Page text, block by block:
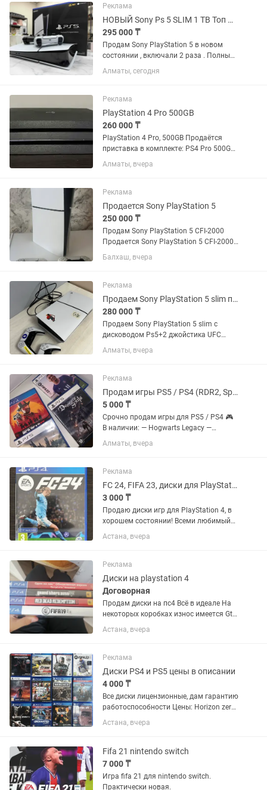
Реклама
НОВЫЙ Sony Ps 5 SLIM 1 TB Топ Игры . PlayStation Слим 1 Терабайт
295 000 ₸
Продам Sony PlayStation 5 в новом
состоянии , включали 2 раза . Полный
оригинальный комплект , все провода
для подключения. + ТОПОВЫЕ ИГРЫ :
Алматы, сегодня
Реклама
PlayStation 4 Pro 500GB
260 000 ₸
PlayStation 4 Pro, 500GB Продаётся
приставка в комплекте: PS4 Pro 500GB
— отличное состояние, недавно
обслужена (чистка, термопаста),
джойстика DualShock 4 (2 камуфляж
—...
Алматы, вчера
Реклама
Продается Sony PlayStation 5
250 000 ₸
Продам Sony PlayStation 5 CFI-2000
Продается Sony PlayStation 5 CFI-2000
в отличном состоянии. Консоль
полностью исправна, работает без
Использовалась аккуратно, не...
Балхаш, вчера
Реклама
Продаем Sony PlayStation 5 slim плюс 2 джойстика игра UFC4 GTA 5 FC 25
280 000 ₸
Продаем Sony PlayStation 5 slim с
дисководом Ps5+2 джойстика UFC
4+FIFA 25 . Покупали в официальном
магазине Sony в Меге
Алматы, вчера
Реклама
Продам игры PS5 / PS4 (RDR2, Spider-Man, Tsushima, Hogwarts и др.)
5 000 ₸
Срочно продам игры для PS5 / PS4 🎮
В наличии: — Hogwarts Legacy —
Demon’s Souls — FIFA 22 — Uncharted:
The Nathan Drake Collection — Horizon
Алматы, вчера
Реклама
FC 24, FIFA 23, диски для PlayStation 4/5
3 000 ₸
Продаю диски игр для PlayStation 4, в
хорошем состоянии! Всеми любимый
Футбол. Погрузитесь в ностальгию
крутых составов и захватывающей
❗️Прошу не звонить, а...
Астана, вчера
Реклама
Диски на playstation 4
Договорная
Продам диски на пс4 Всё в идеале На
некоторых коробках износ имеется Gta
5-9000 Rdr2-11000 Fifa 19-5000 The last
of us 1-8000 Торг Писать на
Астана, вчера
Реклама
Диски PS4 и PS5 цены в описании
4 000 ₸
Все диски лицензионные, дам гарантию
работоспособности Цены: Horizon zero
dawn -4000 FIFA 21 -6000 FIFA 22 пс5
-7000 FIFA 23 пс5 - 9000 FC 24 пс5 -
duty Black...
Астана, вчера
Fifa 21 nintendo switch
7 000 ₸
Игра fifa 21 для nintendo switch.
Практически новая.